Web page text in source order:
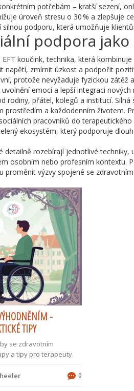
potřebám – kratší sezení,
úroveň stresu o 30 % a zlepšuje
podporu, která umožňuje
podpora
EFT koučink,technika, která
napětí, zmírnit úzkost a podpořit
protože nevyžaduje fyzickou zátěž
emocí a lepší integraci
rodiny, přátel, kolegů a institucí. Silná
a každodenním životem.
pracovníků do
ekosystém, který podporuje
detailně rozebírají jednotlivé
osobním nebo profesním kontextu.
výzvy spojené se
-
TIPY
se zdravotním
a tipy pro terapeuty.
0